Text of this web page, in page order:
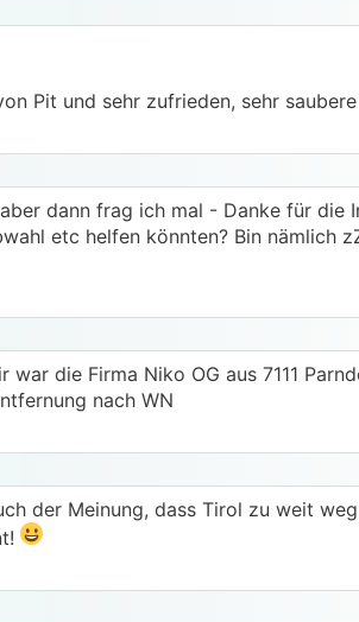
Pit und sehr zufrieden, sehr
dann frag ich mal - Danke für die
etc helfen könnten? Bin nämlich
die Firma Niko OG aus 7111
nach WN
der Meinung, dass Tirol zu weit